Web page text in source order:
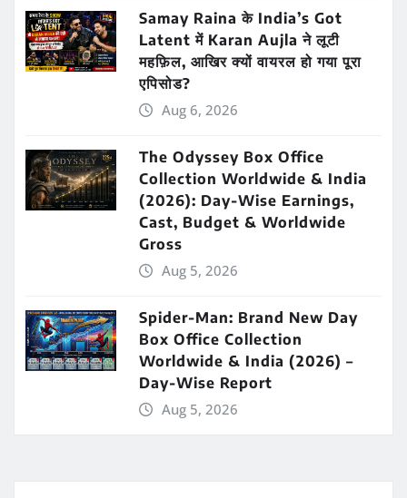
Samay Raina के India’s Got
Latent में Karan Aujla ने लूटी
महफ़िल, आखिर क्यों वायरल हो गया पूरा
एपिसोड?
Aug 6, 2026
The Odyssey Box Office
Collection Worldwide & India
(2026): Day-Wise Earnings,
Cast, Budget & Worldwide
Gross
Aug 5, 2026
Spider-Man: Brand New Day
Box Office Collection
Worldwide & India (2026) –
Day-Wise Report
Aug 5, 2026